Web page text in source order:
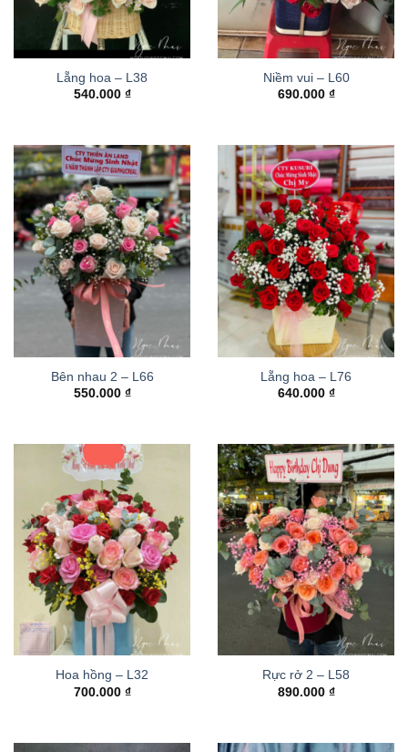
Lẵng hoa – L38
540.000 ₫
Niềm vui – L60
690.000 ₫
Bên nhau 2 – L66
550.000 ₫
Lẵng hoa – L76
640.000 ₫
Hoa hồng – L32
700.000 ₫
Rực rở 2 – L58
890.000 ₫